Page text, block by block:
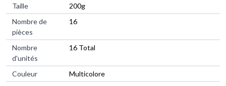
Taille
‎200g
Nombre de
pièces
‎16
Nombre
d'unités
‎16 Total
Couleur
‎Multicolore